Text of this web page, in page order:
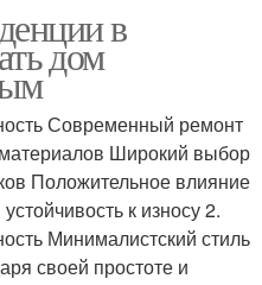
в
дом
Современный ремонт
Широкий выбор
Положительное влияние
к износу 2.
Минималистский стиль
своей простоте и